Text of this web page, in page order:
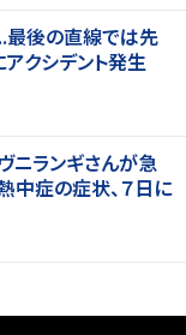
最後の直線では先
クシデント発生
ニランギさんが急
中症の症状、７日に